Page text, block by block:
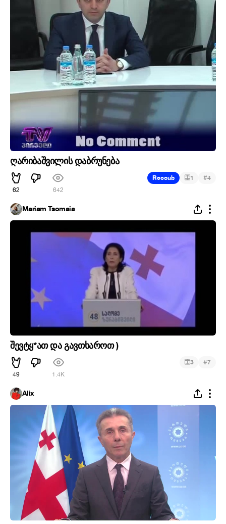
ღარიბაშვილის დაბრუნება
62 642
Recoub 1 #4
Mariam Tsomaia
შევტყ*ათ და გავთხაროთ )
49 1.4K
3 #7
Alix